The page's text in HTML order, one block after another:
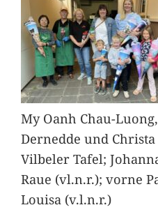
My Oanh Chau-
Dernedde und
Vilbeler Tafel;
Raue (vl.n.r.); vorne
Louisa (v.l.n.r.)